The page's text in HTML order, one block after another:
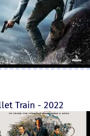
Brooklyn -
Train - 2022